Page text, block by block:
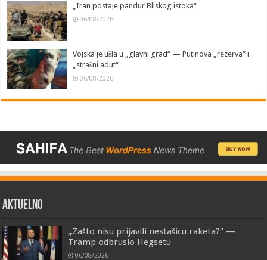
„Iran postaje pandur Bliskog istoka“
06/08/2026
Vojska je ušla u „glavni grad“ — Putinova „rezerva“ i
„strašni adut“
06/08/2026
AKTUELNO
„Zašto nisu prijavili nestašicu raketa?“ —
Tramp odbrusio Hegsetu
06/08/2026